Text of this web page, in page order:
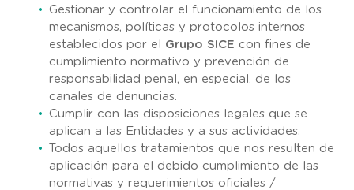
Gestionar y controlar el funcionamiento de los
mecanismos, políticas y protocolos internos
establecidos por el Grupo SICE con fines de
cumplimiento normativo y prevención de
responsabilidad penal, en especial, de los
canales de denuncias.
Cumplir con las disposiciones legales que se
aplican a las Entidades y a sus actividades.
Todos aquellos tratamientos que nos resulten de
aplicación para el debido cumplimiento de las
normativas y requerimientos oficiales /